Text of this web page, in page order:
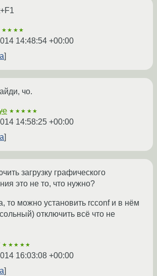
14:48:54 +00:00
чо.
★★★★★
14:58:25 +00:00
загрузку графического
это не то, что нужно?
то можно установить rcconf и в нём
отключить всё что не
★★★★★
16:03:08 +00:00